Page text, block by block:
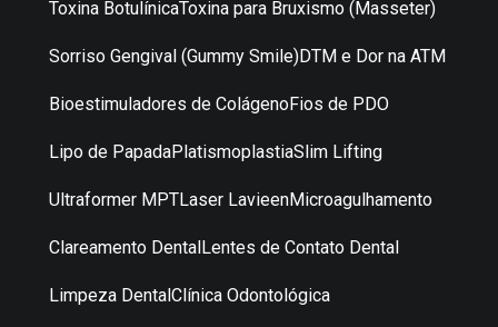
Toxina BotulínicaToxina para Bruxismo (Masseter)
Sorriso Gengival (Gummy Smile)DTM e Dor na ATM
Bioestimuladores de ColágenoFios de PDO
Lipo de PapadaPlatismoplastiaSlim Lifting
Ultraformer MPTLaser LavieenMicroagulhamento
Clareamento DentalLentes de Contato Dental
Limpeza DentalClínica Odontológica